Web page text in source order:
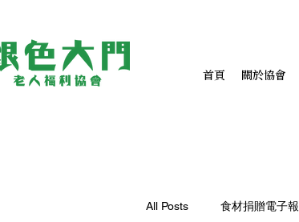
首頁 關於協會
All Posts 食材捐贈電子報